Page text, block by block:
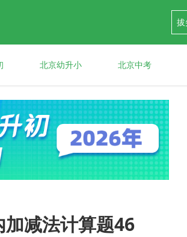
北京幼升小 北京中考
加减法计算题46